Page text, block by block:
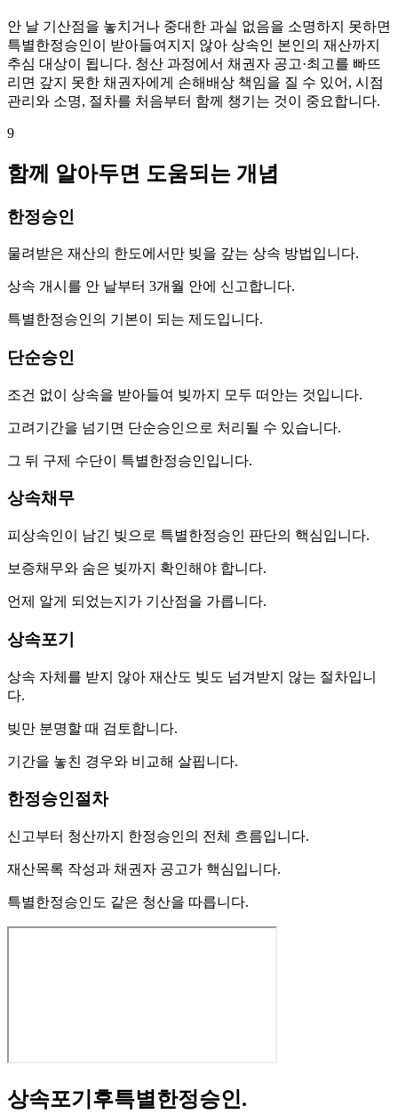
안 날 기산점을 놓치거나 중대한 과실 없음을 소명하지 못하면
특별한정승인이 받아들여지지 않아 상속인 본인의 재산까지
추심 대상이 됩니다. 청산 과정에서 채권자 공고·최고를 빠뜨
리면 갚지 못한 채권자에게 손해배상 책임을 질 수 있어, 시점
관리와 소명, 절차를 처음부터 함께 챙기는 것이 중요합니다.
9
함께 알아두면 도움되는 개념
한정승인
물려받은 재산의 한도에서만 빚을 갚는 상속 방법입니다.
상속 개시를 안 날부터 3개월 안에 신고합니다.
특별한정승인의 기본이 되는 제도입니다.
단순승인
조건 없이 상속을 받아들여 빚까지 모두 떠안는 것입니다.
고려기간을 넘기면 단순승인으로 처리될 수 있습니다.
그 뒤 구제 수단이 특별한정승인입니다.
상속채무
피상속인이 남긴 빚으로 특별한정승인 판단의 핵심입니다.
보증채무와 숨은 빚까지 확인해야 합니다.
언제 알게 되었는지가 기산점을 가릅니다.
상속포기
상속 자체를 받지 않아 재산도 빚도 넘겨받지 않는 절차입니
다.
빚만 분명할 때 검토합니다.
기간을 놓친 경우와 비교해 살핍니다.
한정승인절차
신고부터 청산까지 한정승인의 전체 흐름입니다.
재산목록 작성과 채권자 공고가 핵심입니다.
특별한정승인도 같은 청산을 따릅니다.
상속포기후특별한정승인.